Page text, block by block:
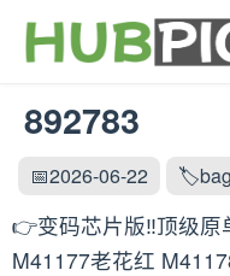
892783
📅2026-06-22
👉变码芯片版‼️顶级原
M41177老花红